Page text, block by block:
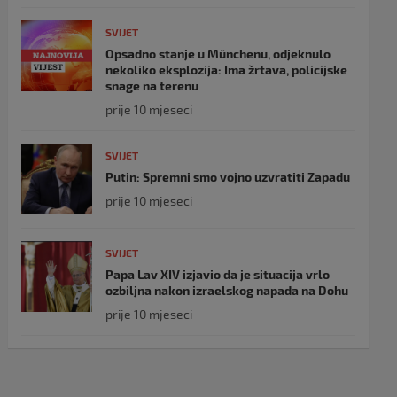
SVIJET
Opsadno stanje u Münchenu, odjeknulo
nekoliko eksplozija: Ima žrtava, policijske
snage na terenu
prije 10 mjeseci
SVIJET
Putin: Spremni smo vojno uzvratiti Zapadu
prije 10 mjeseci
SVIJET
Papa Lav XIV izjavio da je situacija vrlo
ozbiljna nakon izraelskog napada na Dohu
prije 10 mjeseci